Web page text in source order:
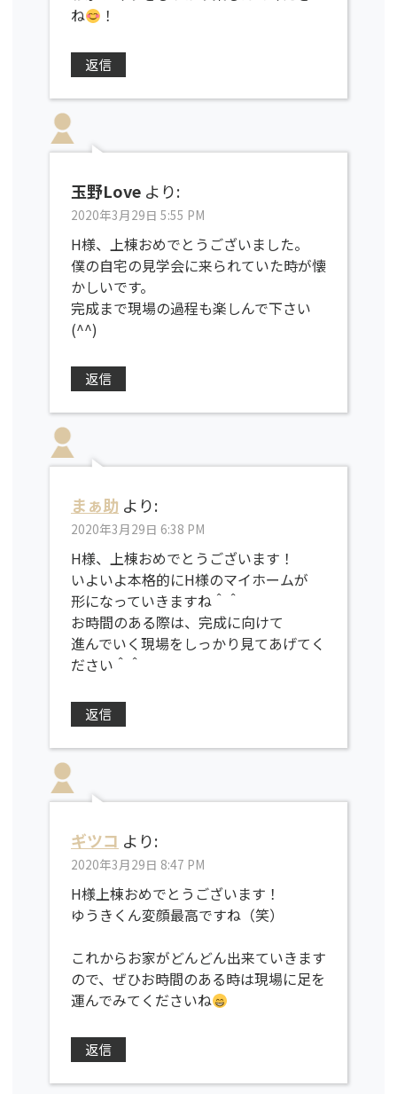
ね
！
返信
玉野Love より:
2020年3月29日 5:55 PM
H様、上棟おめでとうございました。
僕の自宅の見学会に来られていた時が懐
かしいです。
完成まで現場の過程も楽しんで下さい
(^^)
返信
まぁ助 より:
2020年3月29日 6:38 PM
H様、上棟おめでとうございます！
いよいよ本格的にH様のマイホームが
形になっていきますね＾＾
お時間のある際は、完成に向けて
進んでいく現場をしっかり見てあげてく
ださい＾＾
返信
ギツコ より:
2020年3月29日 8:47 PM
H様上棟おめでとうございます！
ゆうきくん変顔最高ですね（笑）
これからお家がどんどん出来ていきます
ので、ぜひお時間のある時は現場に足を
運んでみてくださいね
返信